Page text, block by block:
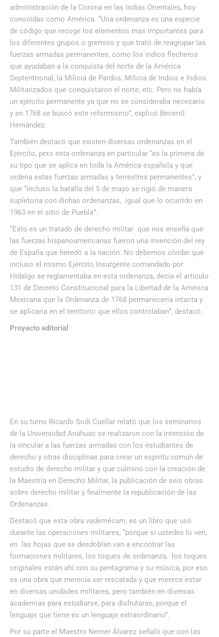
administración de la Corona en las Indias Orientales, hoy
conocidas como América. “Una ordenanza es una especie
de código que recoge los elementos mas importantes para
los diferentes grupos o gremios y que trató de reagrupar las
fuerzas armadas permanentes, como los indios flecheros
que ayudaban a la conquista del norte de la América
Septentrional, la Milicia de Pardos, Milicia de Indios e Indios
Militarizados que conquistaron el norte, etc. Pero no había
un ejército permanente ya que no se consideraba necesario
y en 1768 se buscó este reformismo”, explicó Becerril
Hernández.
También destacó que existen diversas ordenanzas en el
Ejército, pero esta ordenanza en particular “es la primera de
su tipo que se aplica en toda la América española y que
ordena estas fuerzas armadas y terrestres permanentes”, y
que “incluso la batalla del 5 de mayo se rigió de manera
supletoria con dichas ordenanzas, igual que lo ocurrido en
1963 en el sitio de Puebla”.
“Esto es un tratado de derecho militar que nos enseña que
las fuerzas hispanoamericanas fueron una invención del rey
de España que heredó a la nación. No debemos olvidar que
incluso el mismo Ejército Insurgente comandado por
Hidalgo se reglamentaba en esta ordenanza, decía el artículo
131 de Decreto Constitucional para la Libertad de la América
Mexicana que la Ordenanza de 1768 permanecería intacta y
se aplicaría en el territorio que ellos controlaban”, destacó.
Proyecto editorial
En su turno Ricardo Sodi Cuellar relató que los seminarios
de la Universidad Anáhuac se realizaron con la intención de
la vincular a las fuerzas armadas con los estudiantes de
derecho y otras disciplinas para crear un espíritu común de
estudio de derecho militar y que culminó con la creación de
la Maestría en Derecho Militar, la publicación de seis obras
sobre derecho militar y finalmente la republicación de las
Ordenanzas.
Destacó que esta obra vademécum, es un libro que usó
durante las operaciones militares, “porque si ustedes lo ven,
en las hojas que se desdoblan van a encontrar las
formaciones militares, los toques de ordenanza, los toques
originales están ahí con su pentagrama y su música, por eso
es una obra que merecía ser rescatada y que merece estar
en diversas unidades militares, pero también en diversas
academias para estudiarse, para disfrutarse, porque el
lenguaje que tiene es un lenguaje extraordinario”.
Por su parte el Maestro Nemer Álvarez señaló que con las